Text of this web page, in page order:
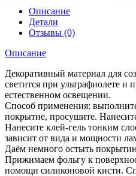
Описание
Детали
Отзывы (0)
Описание
Декоративный материал для
светится при ультрафиолете и
естественном освещении.
Способ применения:
покрытие, просушите.
Нанесите клей-гель тонким
зависит от вида и мощности
Даём немного остыть
Прижимаем фольгу к
помощи силиконовой кисти.